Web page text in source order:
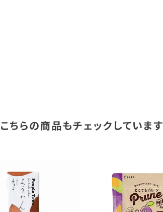
こちらの商品もチェックしています